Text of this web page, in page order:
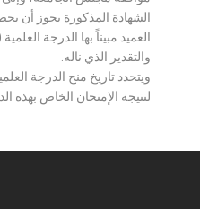
الشهادة المذكورة يجوز أن
العميد مبيناً بها الدرجة
والتقدير الذي ناله.
ويتحدد تاريخ منح الدرجة
لنتيجة الإمتحان الخاص بهذه